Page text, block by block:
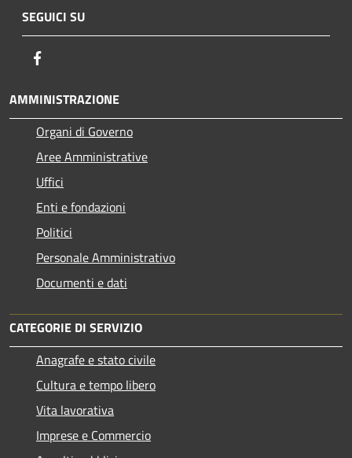
SEGUICI SU
AMMINISTRAZIONE
Organi di Governo
Aree Amministrative
Uffici
Enti e fondazioni
Politici
Personale Amministrativo
Documenti e dati
CATEGORIE DI SERVIZIO
Anagrafe e stato civile
Cultura e tempo libero
Vita lavorativa
Imprese e Commercio